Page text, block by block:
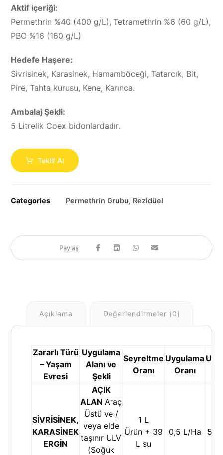
Aktif içeriği:
Permethrin %40 (400 g/L), Tetramethrin %6 (60 g/L),
PBO %16 (160 g/L)
Hedefe Haşere:
Sivrisinek, Karasinek, Hamamböceği, Tatarcık, Bit,
Pire, Tahta kurusu, Kene, Karınca.
Ambalaj Şekli:
5 Litrelik Coex bidonlardadır.
Teklif Al
Categories Permethrin Grubu, Rezidüel
Açıklama Değerlendirmeler (0)
Zararlı Türü
– Yaşam
Evresi
Uygulama
Alanı ve
Şekli
Seyreltme
Oranı
Uygulama
Oranı
SİVRİSİNEK,
KARASİNEK
ERGİN
AÇIK
ALAN Araç
Üstü ve /
veya elde
taşınır ULV
(Soğuk
1 L
Ürün + 39
L su
0,5 L/Ha 5g